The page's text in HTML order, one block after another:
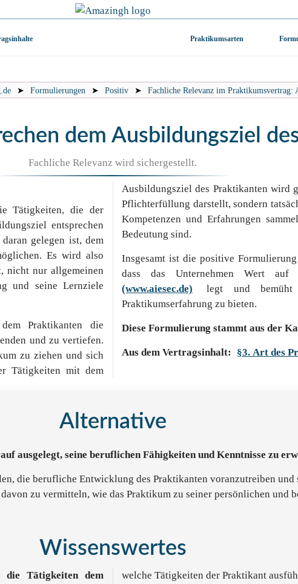
Praktikumsarten
➤ Formulierungen ➤ Positiv ➤ Fachliche Relevanz im Praktikumsvertrag:
dem Ausbildungsziel
Fachliche Relevanz wird sichergestellt.
Tätigkeiten, die der
entsprechen
gelegen ist, dem
Es wird also
nicht nur allgemeinen
und seine Lernziele
Praktikanten die
und zu vertiefen.
zu ziehen und sich
Tätigkeiten mit dem
Ausbildungsziel des Praktikanten wird
Pflichterfüllung darstellt, sondern
Kompetenzen und Erfahrungen
Bedeutung sind.
Insgesamt ist die positive
dass das Unternehmen Wert
(www.aiesec.de)
legt und bemüht
Praktikumserfahrung zu bieten.
Diese Formulierung stammt aus der
Aus dem Vertragsinhalt: §3. Art des
Alternative
ausgelegt, seine beruflichen Fähigkeiten und Kenntnisse zu
die berufliche Entwicklung des Praktikanten voranzutreiben
zu vermitteln, wie das Praktikum zu seiner persönlichen und
Wissenswertes
die Tätigkeiten dem
welche Tätigkeiten der Praktikant